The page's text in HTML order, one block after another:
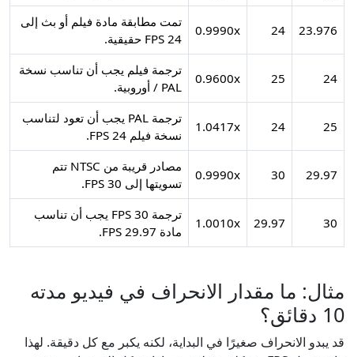
23.976
24
0.9990x
تمت مطابقة مادة فيلم أو بث إلى
24 FPS حقيقية.
24
25
0.9600x
ترجمة فيلم يجب أن تناسب نسخة
PAL / أوروبية.
25
24
1.0417x
ترجمة PAL يجب أن تعود لتناسب
نسخة فيلم 24 FPS.
29.97
30
0.9990x
مصادر قريبة من NTSC تتم
تسويتها إلى 30 FPS.
30
29.97
1.0010x
ترجمة 30 FPS يجب أن تناسب
مادة 29.97 FPS.
مثال: ما مقدار الانحراف في فيديو مدته
10 دقائق؟
قد يبدو الانحراف صغيرًا في البداية، لكنه يكبر مع كل دقيقة. لهذا